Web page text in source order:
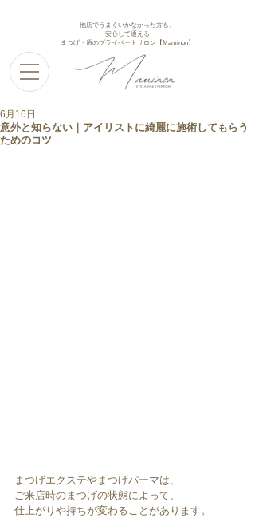
他店でうまくいかなかった方も、
安心して通える
まつげ・眉のプライベートサロン【Maminon】
意外と知らない｜アイリストに綺麗に施術してもらう
ためのコツ
6月16日
まつげエクステやまつげパーマは、
ご来店時のまつげの状態によって、
仕上がりや持ちが変わることがあります。